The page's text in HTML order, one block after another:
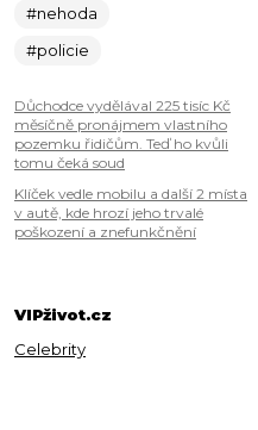
#nehoda
#policie
Důchodce vydělával 225 tisíc Kč
měsíčně pronájmem vlastního
pozemku řidičům. Teď ho kvůli
tomu čeká soud
Klíček vedle mobilu a další 2 místa
v autě, kde hrozí jeho trvalé
poškození a znefunkčnění
VIPživot.cz
Celebrity